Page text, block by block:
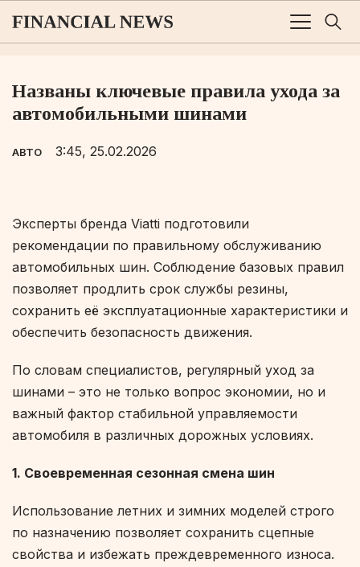
Названы ключевые правила ухода за
автомобильными шинами
АВТО 3:45, 25.02.2026
Эксперты бренда Viatti подготовили
рекомендации по правильному обслуживанию
автомобильных шин. Соблюдение базовых правил
позволяет продлить срок службы резины,
сохранить её эксплуатационные характеристики и
обеспечить безопасность движения.
По словам специалистов, регулярный уход за
шинами – это не только вопрос экономии, но и
важный фактор стабильной управляемости
автомобиля в различных дорожных условиях.
1. Своевременная сезонная смена шин
Использование летних и зимних моделей строго
по назначению позволяет сохранить сцепные
свойства и избежать преждевременного износа.